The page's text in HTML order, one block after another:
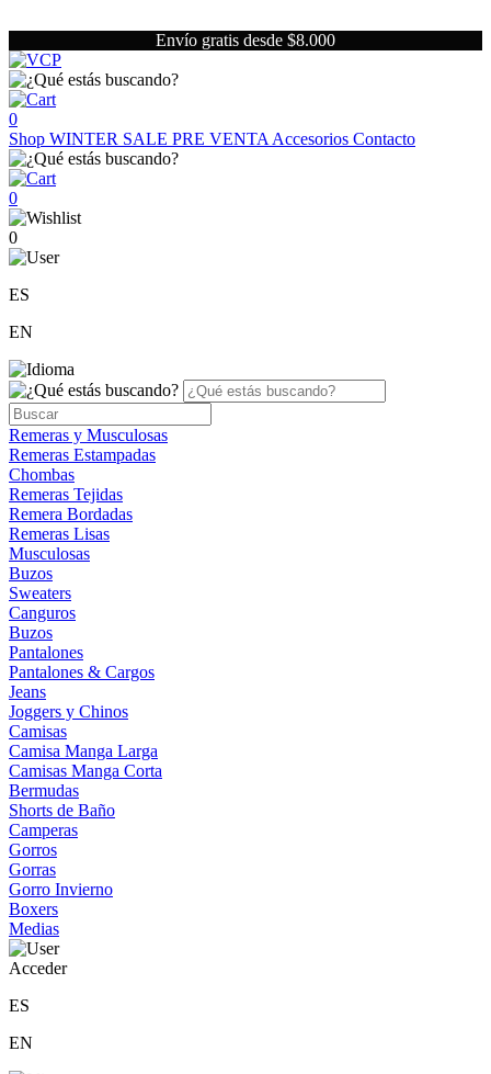
Envío gratis desde $8.000
0
Shop WINTER SALE PRE VENTA Accesorios Contacto
0
0
ES
EN
Remeras y Musculosas
Remeras Estampadas
Chombas
Remeras Tejidas
Remera Bordadas
Remeras Lisas
Musculosas
Buzos
Sweaters
Canguros
Buzos
Pantalones
Pantalones & Cargos
Jeans
Joggers y Chinos
Camisas
Camisa Manga Larga
Camisas Manga Corta
Bermudas
Shorts de Baño
Camperas
Gorros
Gorras
Gorro Invierno
Boxers
Medias
Acceder
ES
EN